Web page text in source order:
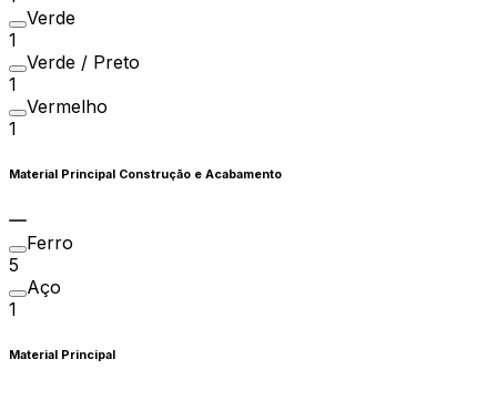
Verde
1
Verde / Preto
1
Vermelho
1
Material Principal Construção e Acabamento
Ferro
5
Aço
1
Material Principal